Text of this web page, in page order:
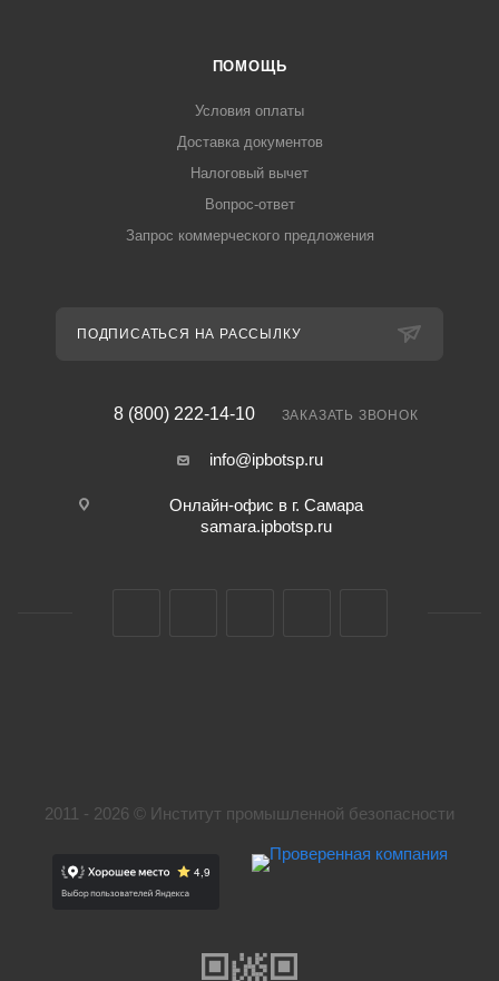
ПОМОЩЬ
Условия оплаты
Доставка документов
Налоговый вычет
Вопрос-ответ
Запрос коммерческого предложения
ПОДПИСАТЬСЯ НА РАССЫЛКУ
8 (800) 222-14-10 ЗАКАЗАТЬ ЗВОНОК
info@ipbotsp.ru
Онлайн-офис в г. Самара
samara.ipbotsp.ru
2011 - 2026 © Институт промышленной безопасности